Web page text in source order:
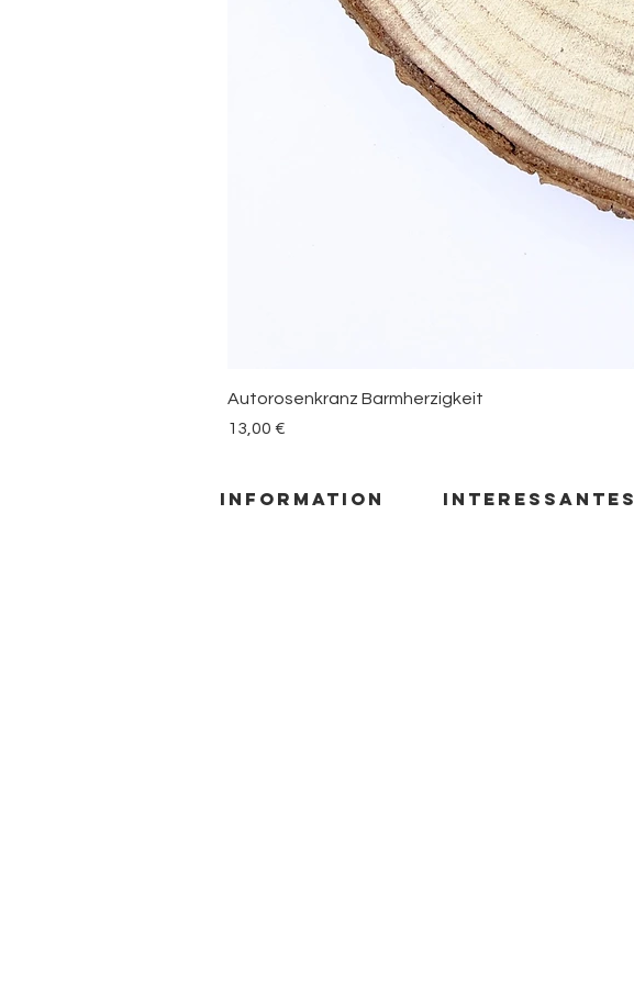
Autorosenkranz Barmherzigkeit
Preis
13,00 €
information INTERESSANTES